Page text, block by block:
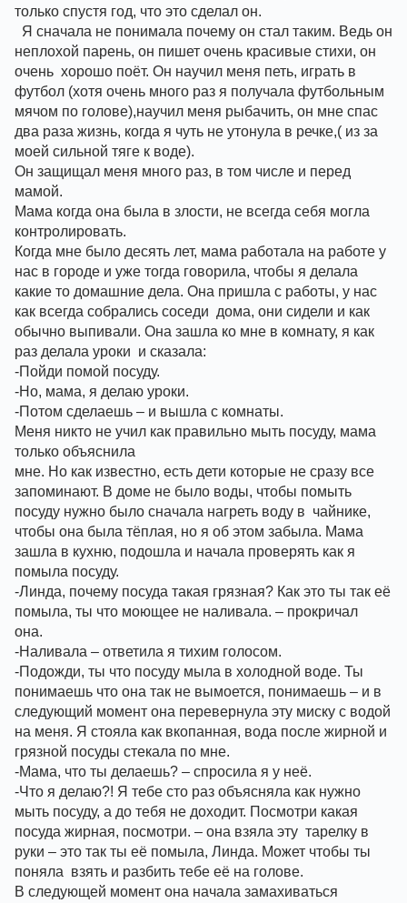
только спустя год, что это сделал он.
Я сначала не понимала почему он стал таким. Ведь он
неплохой парень, он пишет очень красивые стихи, он
очень  хорошо поёт. Он научил меня петь, играть в
футбол (хотя очень много раз я получала футбольным
мячом по голове),научил меня рыбачить, он мне спас
два раза жизнь, когда я чуть не утонула в речке,( из за
моей сильной тяге к воде).
Он защищал меня много раз, в том числе и перед
мамой.
Мама когда она была в злости, не всегда себя могла
контролировать.
Когда мне было десять лет, мама работала на работе у
нас в городе и уже тогда говорила, чтобы я делала
какие то домашние дела. Она пришла с работы, у нас
как всегда собрались соседи  дома, они сидели и как
обычно выпивали. Она зашла ко мне в комнату, я как
раз делала уроки  и сказала:
-Пойди помой посуду.
-Но, мама, я делаю уроки.
-Потом сделаешь – и вышла с комнаты.
Меня никто не учил как правильно мыть посуду, мама
только объяснила
мне. Но как известно, есть дети которые не сразу все
запоминают. В доме не было воды, чтобы помыть
посуду нужно было сначала нагреть воду в  чайнике,
чтобы она была тёплая, но я об этом забыла. Мама
зашла в кухню, подошла и начала проверять как я
помыла посуду.
-Линда, почему посуда такая грязная? Как это ты так её
помыла, ты что моющее не наливала. – прокричал
она.
-Наливала – ответила я тихим голосом.
-Подожди, ты что посуду мыла в холодной воде. Ты
понимаешь что она так не вымоется, понимаешь – и в
следующий момент она перевернула эту миску с водой
на меня. Я стояла как вкопанная, вода после жирной и
грязной посуды стекала по мне.
-Мама, что ты делаешь? – спросила я у неё.
-Что я делаю?! Я тебе сто раз объясняла как нужно
мыть посуду, а до тебя не доходит. Посмотри какая
посуда жирная, посмотри. – она взяла эту  тарелку в
руки – это так ты её помыла, Линда. Может чтобы ты
поняла  взять и разбить тебе её на голове.
В следующей момент она начала замахиваться